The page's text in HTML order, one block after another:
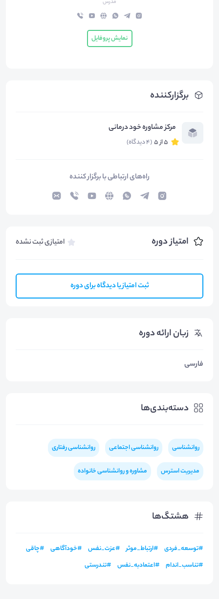
برگزارکننده
مرکز مشاوره خود درمانی
5 از 5 (4 دیدگاه)
راه‌های ارتباطی با برگزار کننده
امتیاز دوره امتیازی ثبت نشده
ثبت امتیاز یا دیدگاه برای دوره
زبان ارائه دوره
فارسی
دسته‌بندی‌ها
روانشناسی روانشناسی اجتماعی روانشناسی رفتاری
مدیریت استرس مشاوره و روانشناسی خانواده
هشتگ‌ها
#توسعه_فردی #ارتباط_موثر #عزت_نفس #خودآگاهی #چاقی
#تناسب_اندام #اعتمادبه_نفس #تندرستی
مدرس
نمایش پروفایل